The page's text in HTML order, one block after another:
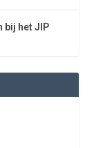
bij het JIP